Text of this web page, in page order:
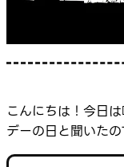
こんにちは！今日
デーの日と聞いたの